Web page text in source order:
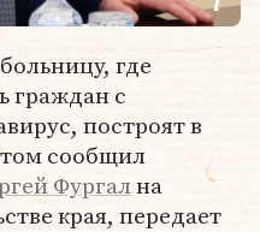
где
граждан с
построят в
сообщил
Фургална
края, передает